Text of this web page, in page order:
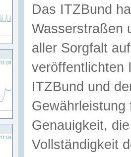
Das ITZBund
Wasserstraßen
aller Sorgfalt
veröffentlichten
ITZBund und
Genauigkeit,
Vollständigkeit